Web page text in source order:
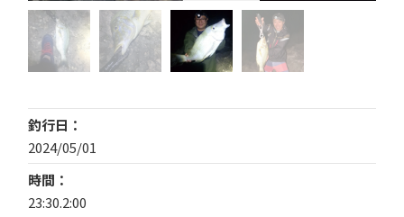
釣行日
2024/05/01
時間
23:30.2:00